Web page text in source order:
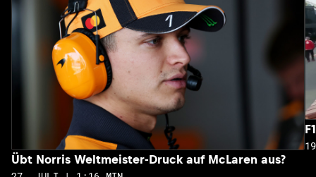
Übt Norris Weltmeister-Druck auf McLaren aus?